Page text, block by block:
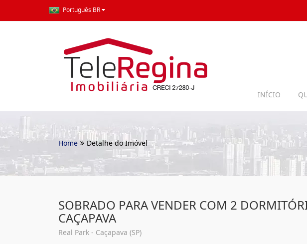
Português BR
INÍCIO
Home Detalhe do Imóvel
SOBRADO PARA VENDER COM 2
CAÇAPAVA
Real Park - Caçapava (SP)